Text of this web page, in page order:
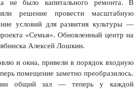
не было капитального ремонта. В
решение провести масштабную
условий для развития культуры —
«Семья». Обновленный центр на
Алексей Лошкин.
и окна, привели в порядок входную
помещение заметно преобразилось.
общий зал — теперь у каждой